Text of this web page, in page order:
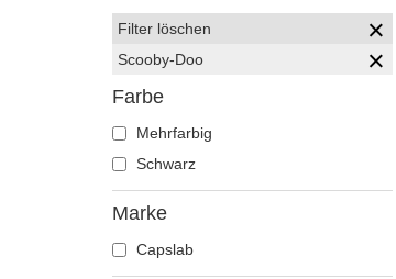
Filter löschen
Scooby-Doo
Farbe
Mehrfarbig
Schwarz
Marke
Capslab